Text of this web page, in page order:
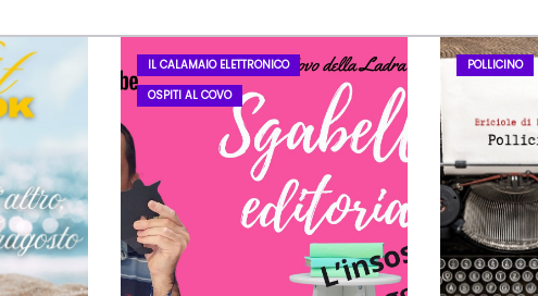
IL CALAMAIO ELETTRONICO
OSPITI AL COVO
POLLICINO